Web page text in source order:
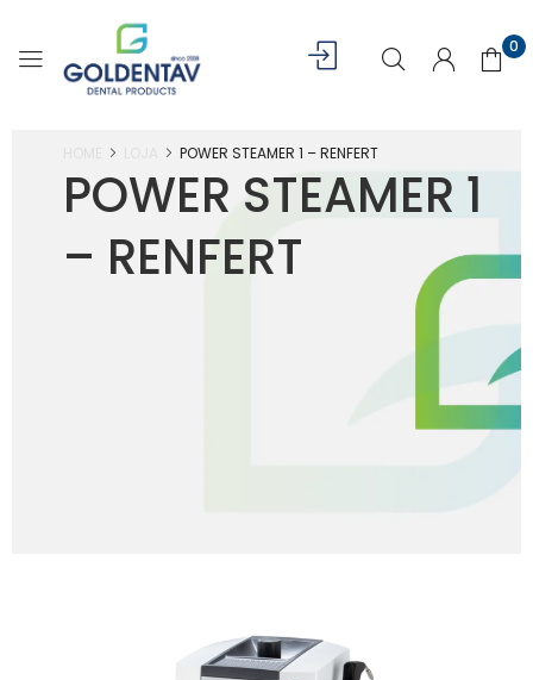
0
POWER STEAMER 1
– RENFERT
POWER STEAMER 1 – RENFERT